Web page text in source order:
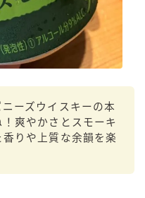
）
ーズウイスキーの本
爽やかさとスモーキ
りや上質な余韻を楽